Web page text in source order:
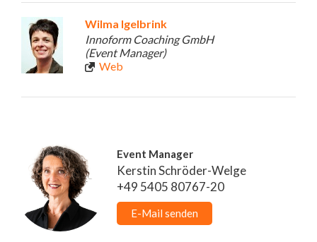
Wilma Igelbrink
Innoform Coaching GmbH
(Event Manager)
Web
Event Manager
Kerstin Schröder-Welge
+49 5405 80767-20
E-Mail senden